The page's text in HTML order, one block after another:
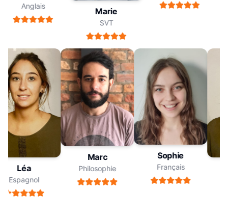
Anglais
Marie
SVT
Léa
Espagnol
Marc
Philosophie
Sophie
Français